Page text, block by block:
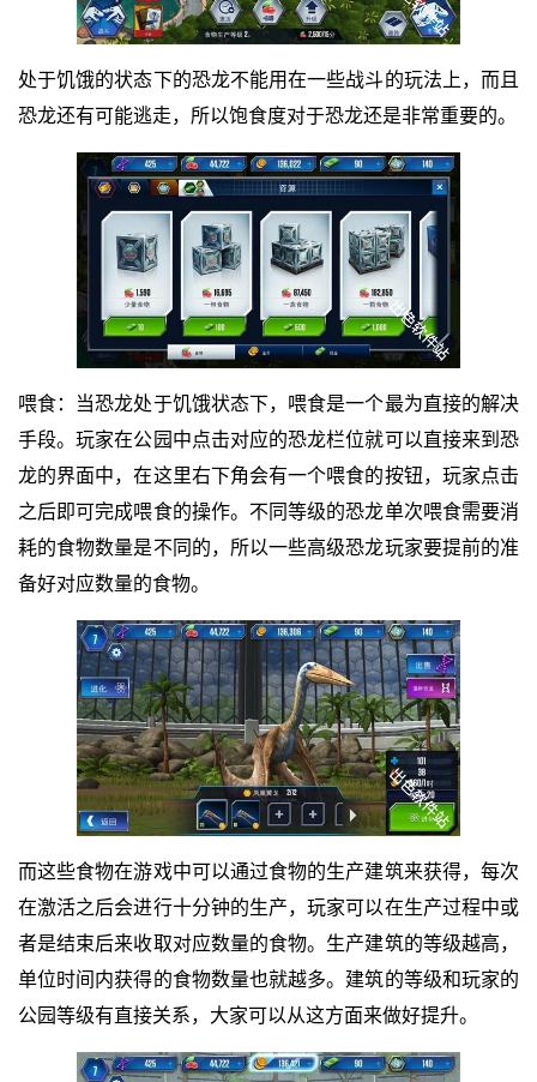
处于饥饿的状态下的恐龙不能用在一些战斗的玩法上，而且
恐龙还有可能逃走，所以饱食度对于恐龙还是非常重要的。
喂食：当恐龙处于饥饿状态下，喂食是一个最为直接的解决
手段。玩家在公园中点击对应的恐龙栏位就可以直接来到恐
龙的界面中，在这里右下角会有一个喂食的按钮，玩家点击
之后即可完成喂食的操作。不同等级的恐龙单次喂食需要消
耗的食物数量是不同的，所以一些高级恐龙玩家要提前的准
备好对应数量的食物。
而这些食物在游戏中可以通过食物的生产建筑来获得，每次
在激活之后会进行十分钟的生产，玩家可以在生产过程中或
者是结束后来收取对应数量的食物。生产建筑的等级越高，
单位时间内获得的食物数量也就越多。建筑的等级和玩家的
公园等级有直接关系，大家可以从这方面来做好提升。